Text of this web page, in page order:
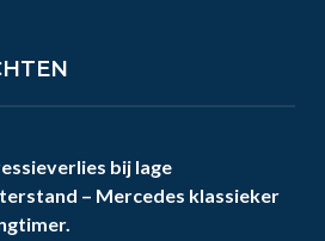
bij lage
– Mercedes klassieker